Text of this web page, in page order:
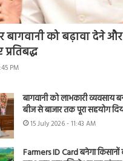
बागवानी को बढ़ावा देने
PM
बागवानी को लाभकारी व्यवसाय
बीज से बाजार तक पूरा सहयोग
15 July 2026 - 11:43 AM
Farmers ID Card बनेगा